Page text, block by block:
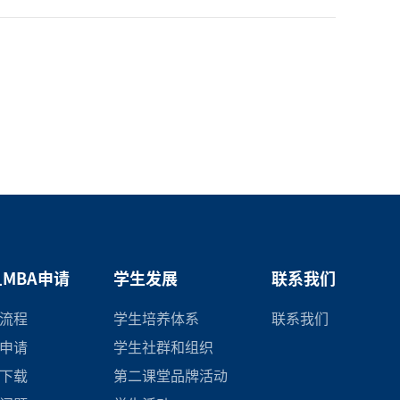
申请
程
请
载
学生发展
学生培养体系
学生社群和组织
第二课堂品牌活动
联系我们
联系我们